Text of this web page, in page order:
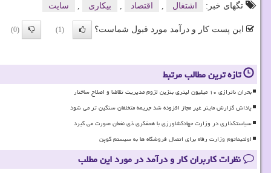
تگهای خبر:
اشتغال اقتصاد بیكاری سایت
این پست کار و درآمد مورد قبول شماست؟ (1)
(0)
تازه ترین مطالب مرتبط
بحران ناترازی ۱۰ میلیون لیتری بنزین لزوم مدیریت تقاضا و اصلاح ساختار
پاداش گزارش ماینر غیر مجاز افزوده شد جریمه متخلفان سنگین تر می شود
سیاستگذاری در وزارت جهادکشاورزی با همفکری ذی نفعان صورت می گیرد
اولتیماتوم وزارت رفاه برای اتصال فروشگاه ها به سیستم کوپن
نظرات کاربران کار و درآمد در مورد این مطلب